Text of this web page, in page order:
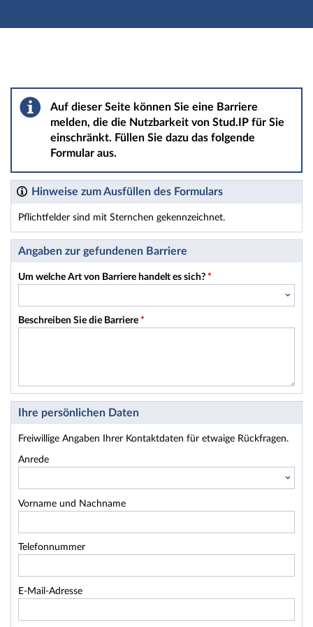
Hauptnavigation
Barriere melden
Auf dieser Seite können Sie eine Barriere
melden, die die Nutzbarkeit von Stud.IP für Sie
einschränkt. Füllen Sie dazu das folgende
Formular aus.
Hinweise zum Ausfüllen des Formulars
Pflichtfelder sind mit Sternchen gekennzeichnet.
Dieses Formular enthält Pflichtfelder.
Angaben zur gefundenen Barriere
Um welche Art von Barriere handelt es sich? *
Beschreiben Sie die Barriere *
Ihre persönlichen Daten
Freiwillige Angaben Ihrer Kontaktdaten für etwaige Rückfragen.
Anrede
Vorname und Nachname
Telefonnummer
E-Mail-Adresse